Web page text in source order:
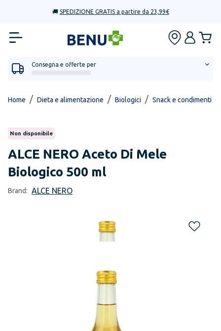
🚚 SPEDIZIONE GRATIS a partire da 23,99€
Consegna e offerte per
Home / Dieta e alimentazione / Biologici / Snack e condimenti
Non disponibile
ALCE NERO Aceto Di Mele
Biologico 500 ml
Brand: ALCE NERO